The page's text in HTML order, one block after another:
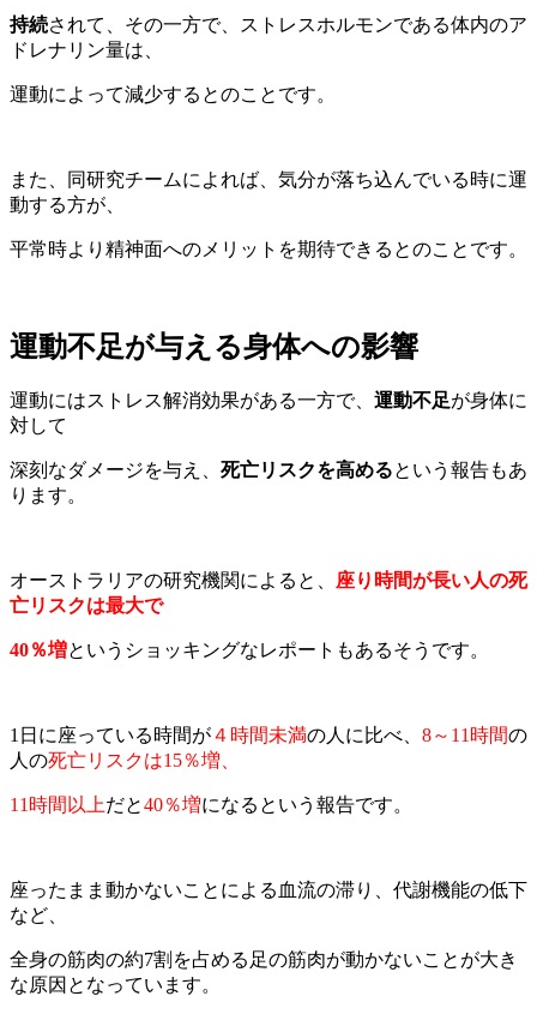
持続されて、その一方で、ストレスホルモンである体内のア
ドレナリン量は、
運動によって減少するとのことです。
また、同研究チームによれば、気分が落ち込んでいる時に運
動する方が、
平常時より精神面へのメリットを期待できるとのことです。
運動不足が与える身体への影響
運動にはストレス解消効果がある一方で、 運動不足が身体に
対して
深刻なダメージを与え、 死亡リスクを高めるという報告もあ
ります。
オーストラリアの研究機関によると、 座り時間が長い人の死
亡リスクは最大で
40％増というショッキングなレポートもあるそうです。
1日に座っている時間が４時間未満の人に比べ、 8～11時間の
人の死亡リスクは15％増、
11時間以上だと40％増になるという報告です。
座ったまま動かないことによる血流の滞り、代謝機能の低下
など、
全身の筋肉の約7割を占める足の筋肉が動かないことが大き
な原因となっています。